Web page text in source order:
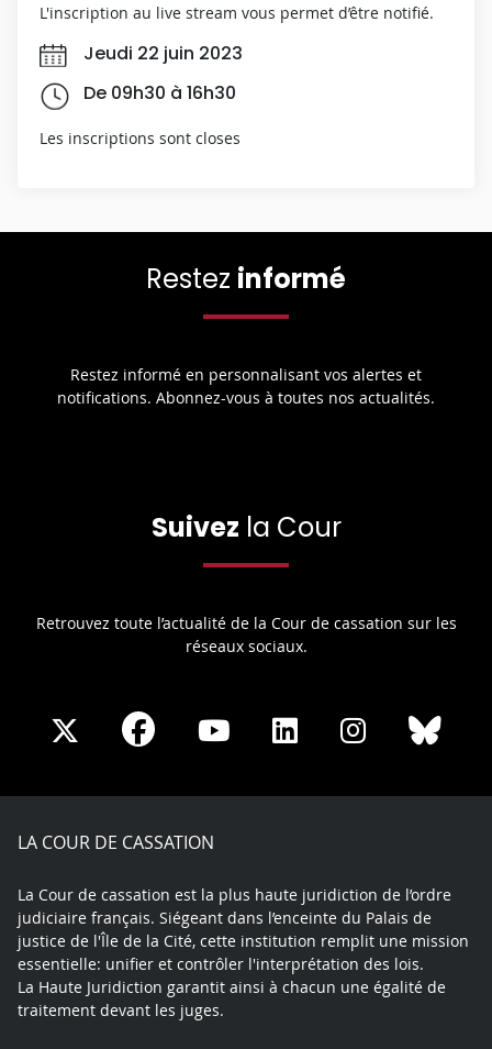
L'inscription au live stream vous permet d’être notifié.
Jeudi 22 juin 2023
De 09h30 à 16h30
Les inscriptions sont closes
Restez informé
Restez informé en personnalisant vos alertes et
notifications. Abonnez-vous à toutes nos actualités.
Suivez la Cour
Retrouvez toute l’actualité de la Cour de cassation sur les
réseaux sociaux.
Share
X
Share
Facebook
Share
Youtube
Share
LinkedIn
Share
Instagram
LA COUR DE CASSATION
La Cour de cassation est la plus haute juridiction de l’ordre
judiciaire français. Siégeant dans l’enceinte du Palais de
justice de l'Île de la Cité, cette institution remplit une mission
essentielle: unifier et contrôler l'interprétation des lois.
La Haute Juridiction garantit ainsi à chacun une égalité de
traitement devant les juges.